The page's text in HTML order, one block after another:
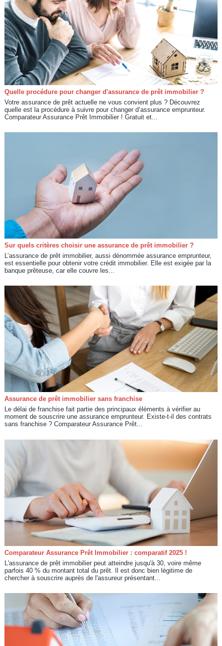
Quelle procédure pour changer d'assurance de prêt immobilier ?
Votre assurance de prêt actuelle ne vous convient plus ? Découvrez
quelle est la procédure à suivre pour changer d’assurance emprunteur.
Comparateur Assurance Prêt Immobilier ! Gratuit et...
Sur quels critères choisir une assurance de prêt immobilier ?
L’assurance de prêt immobilier, aussi dénommée assurance emprunteur,
est essentielle pour obtenir votre crédit immobilier. Elle est exigée par la
banque prêteuse, car elle couvre les...
Assurance de prêt immobilier sans franchise
Le délai de franchise fait partie des principaux éléments à vérifier au
moment de souscrire une assurance emprunteur. Existe-t-il des contrats
sans franchise ? Comparateur Assurance Prêt...
Comparateur Assurance Prêt Immobilier : comparatif 2025 !
L'assurance de prêt immobilier peut atteindre jusqu'à 30, voire même
parfois 40 % du montant total du prêt. Il est donc bien légitime de
chercher à souscrire auprès de l'assureur présentant...